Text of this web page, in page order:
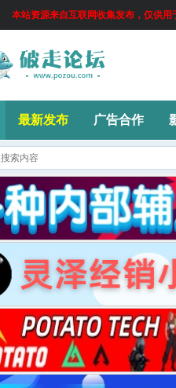
本站资源来自互联网收集发布，仅供
最新发布 广告合作